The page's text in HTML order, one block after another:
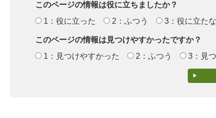
このページの情報は役に立ちましたか？
1：役に立った
2：ふつう 3：役に立た
このページの情報は見つけやすかったですか？
1：見つけやすかった
2：ふつう 3：見